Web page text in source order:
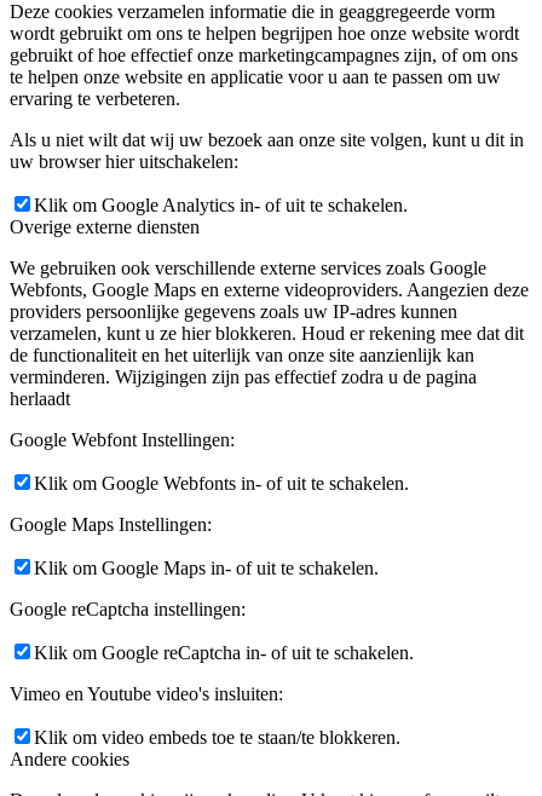
Deze cookies verzamelen informatie die in geaggregeerde vorm
wordt gebruikt om ons te helpen begrijpen hoe onze website wordt
gebruikt of hoe effectief onze marketingcampagnes zijn, of om ons
te helpen onze website en applicatie voor u aan te passen om uw
ervaring te verbeteren.
Als u niet wilt dat wij uw bezoek aan onze site volgen, kunt u dit in
uw browser hier uitschakelen:
Klik om Google Analytics in- of uit te schakelen.
Overige externe diensten
We gebruiken ook verschillende externe services zoals Google
Webfonts, Google Maps en externe videoproviders. Aangezien deze
providers persoonlijke gegevens zoals uw IP-adres kunnen
verzamelen, kunt u ze hier blokkeren. Houd er rekening mee dat dit
de functionaliteit en het uiterlijk van onze site aanzienlijk kan
verminderen. Wijzigingen zijn pas effectief zodra u de pagina
herlaadt
Google Webfont Instellingen:
Klik om Google Webfonts in- of uit te schakelen.
Google Maps Instellingen:
Klik om Google Maps in- of uit te schakelen.
Google reCaptcha instellingen:
Klik om Google reCaptcha in- of uit te schakelen.
Vimeo en Youtube video's insluiten:
Klik om video embeds toe te staan/te blokkeren.
Andere cookies